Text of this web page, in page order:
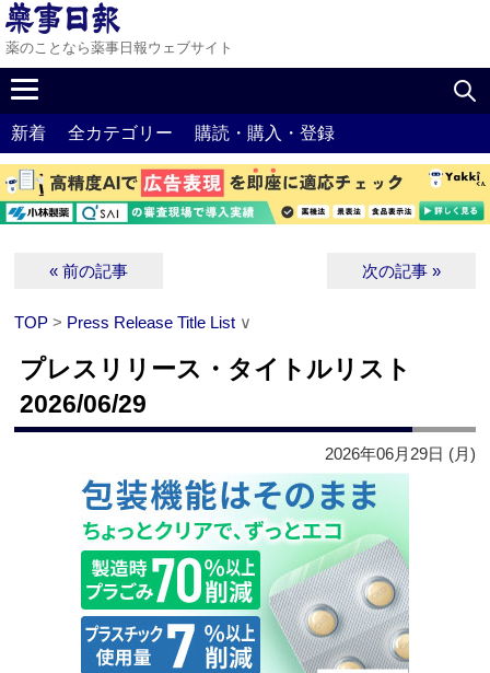
薬のことなら薬事日報ウェブサイト
新着 全カテゴリー 購読・購入・登録
« 前の記事 次の記事 »
TOP > Press Release Title List ∨
プレスリリース・タイトルリスト
2026/06/29
2026年06月29日 (月)